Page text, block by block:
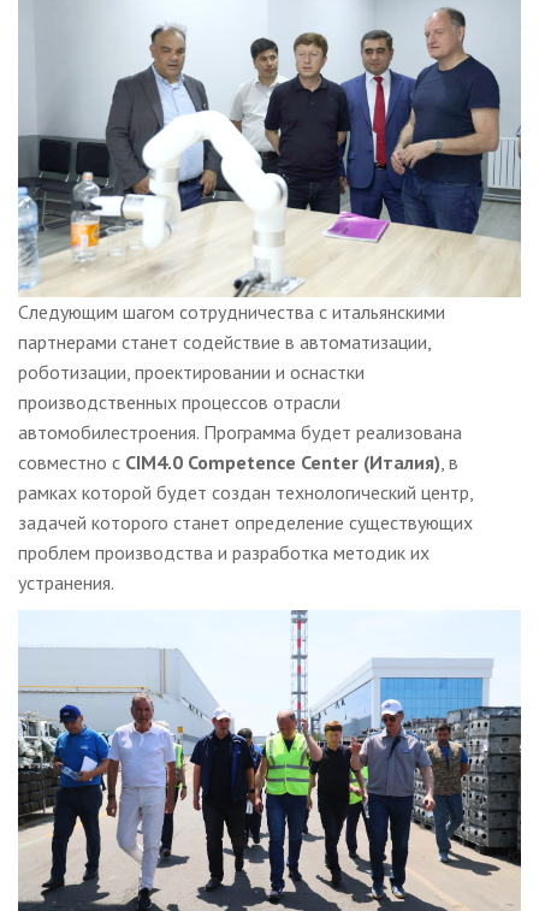
Следующим шагом сотрудничества с итальянскими
партнерами станет содействие в автоматизации,
роботизации, проектировании и оснастки
производственных процессов отрасли
автомобилестроения. Программа будет реализована
совместно с CIM4.0 Competence Center (Италия) , в
рамках которой будет создан технологический центр,
задачей которого станет определение существующих
проблем производства и разработка методик их
устранения.